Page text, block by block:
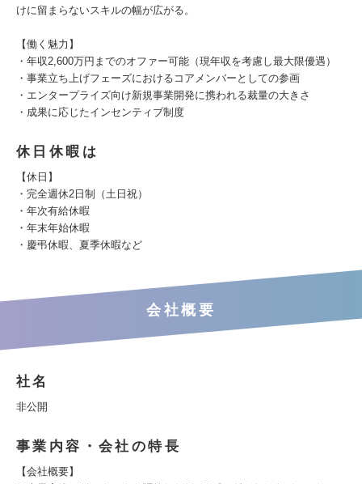
けに留まらないスキルの幅が広がる。
【働く魅力】
・年収2,600万円までのオファー可能（現年収を考慮し最大限優遇）
・事業立ち上げフェーズにおけるコアメンバーとしての参画
・エンタープライズ向け新規事業開発に携われる裁量の大きさ
・成果に応じたインセンティブ制度
休日休暇は
【休日】
・完全週休2日制（土日祝）
・年次有給休暇
・年末年始休暇
・慶弔休暇、夏季休暇など
会社概要
社名
非公開
事業内容・会社の特長
【会社概要】